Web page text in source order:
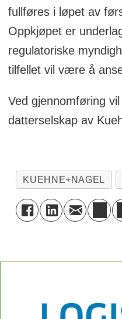
fullføres i løpet av
Oppkjøpet er
regulatoriske
tilfellet vil være å
Ved gjennomføring
datterselskap av
KUEHNE+NAGEL